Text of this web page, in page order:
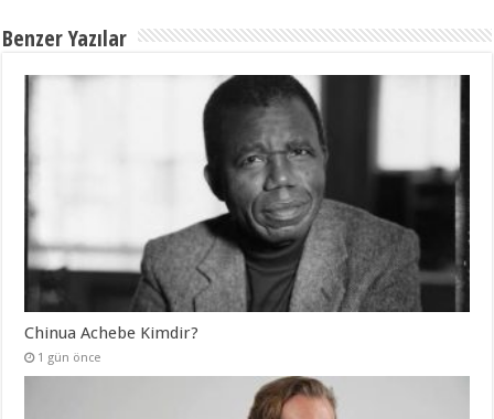
Benzer Yazılar
Chinua Achebe Kimdir?
1 gün önce